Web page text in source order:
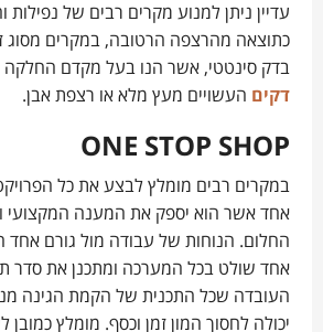
עדיין ניתן למנוע מקרים רבים של נפילות
כתוצאה מהרצפה הרטובה, במקרים
בדק סינטטי, אשר הנו בעל מקדם החלקה
דקים העשויים מעץ מלא או רצפת אבן.
ONE STOP SHOP
במקרים רבים מומלץ לבצע את כל
אחד אשר הוא יספק את המענה המקצועי
החלום. הנוחות של עבודה מול גורם אחד
אחד שולט בכל המערכה ומתכנן את סדר
העובדה שכל התכנית של הקמת הגינה
יכולה לחסוך המון זמן וכסף. מומלץ